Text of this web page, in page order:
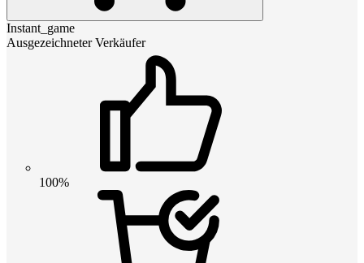
Instant_game
Ausgezeichneter Verkäufer
100%